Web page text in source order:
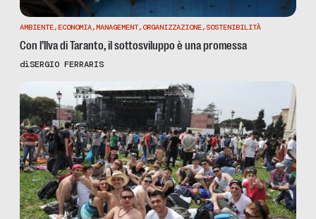
AMBIENTE,ECONOMIA,MANAGEMENT,ORGANIZZAZIONE, SOSTENIBILITÀ
Con l’llva di Taranto, il sottosviluppo è una promessa
diSERGIO FERRARIS